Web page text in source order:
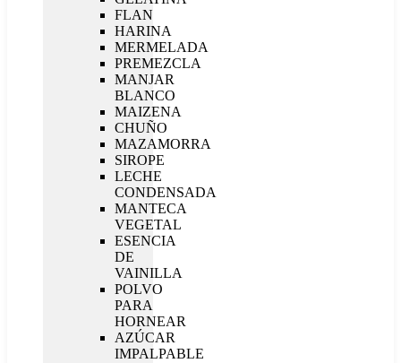
FLAN
HARINA
MERMELADA
PREMEZCLA
MANJAR
BLANCO
MAIZENA
CHUÑO
MAZAMORRA
SIROPE
LECHE
CONDENSADA
MANTECA
VEGETAL
ESENCIA
DE
VAINILLA
POLVO
PARA
HORNEAR
AZÚCAR
IMPALPABLE